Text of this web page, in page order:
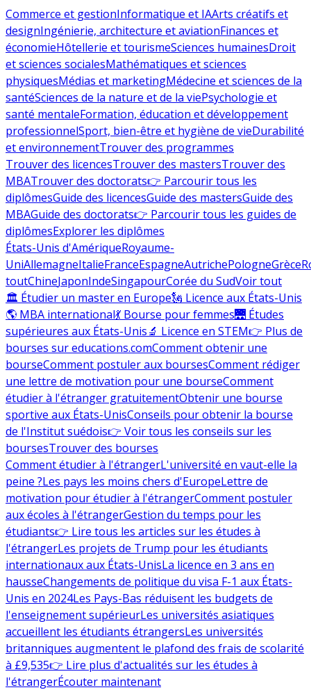
Commerce et gestionInformatique et IAArts créatifs et
designIngénierie, architecture et aviationFinances et
économieHôtellerie et tourismeSciences humainesDroit
et sciences socialesMathématiques et sciences
physiquesMédias et marketingMédecine et sciences de la
santéSciences de la nature et de la viePsychologie et
santé mentaleFormation, éducation et développement
professionnelSport, bien-être et hygiène de vieDurabilité
et environnementTrouver des programmes
Trouver des licencesTrouver des mastersTrouver des
MBATrouver des doctorats👉 Parcourir tous les
diplômesGuide des licencesGuide des mastersGuide des
MBAGuide des doctorats👉 Parcourir tous les guides de
diplômesExplorer les diplômes
États-Unis d'AmériqueRoyaume-
UniAllemagneItalieFranceEspagneAutrichePologneGrèce
toutChineJaponIndeSingapourCorée du SudVoir tout
🏛 Étudier un master en Europe🗽 Licence aux États-Unis
🌎 MBA international💃 Bourse pour femmes🌉 Études
supérieures aux États-Unis🔬 Licence en STEM👉 Plus de
bourses sur educations.comComment obtenir une
bourseComment postuler aux boursesComment rédiger
une lettre de motivation pour une bourseComment
étudier à l'étranger gratuitementObtenir une bourse
sportive aux États-UnisConseils pour obtenir la bourse
de l'Institut suédois👉 Voir tous les conseils sur les
boursesTrouver des bourses
Comment étudier à l'étrangerL'université en vaut-elle la
peine ?Les pays les moins chers d'EuropeLettre de
motivation pour étudier à l'étrangerComment postuler
aux écoles à l'étrangerGestion du temps pour les
étudiants👉 Lire tous les articles sur les études à
l'étrangerLes projets de Trump pour les étudiants
internationaux aux États-UnisLa licence en 3 ans en
hausseChangements de politique du visa F-1 aux États-
Unis en 2024Les Pays-Bas réduisent les budgets de
l'enseignement supérieurLes universités asiatiques
accueillent les étudiants étrangersLes universités
britanniques augmentent le plafond des frais de scolarité
à £9,535👉 Lire plus d'actualités sur les études à
l'étrangerÉcouter maintenant